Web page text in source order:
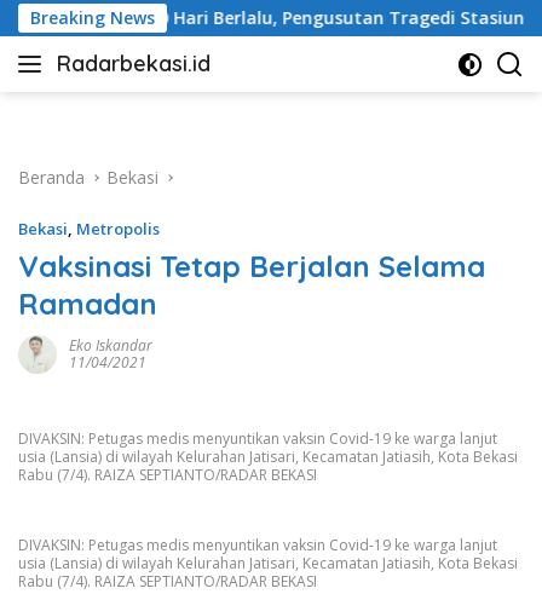
Langsung
ke
konten
Breaking News
Berlalu, Pengusutan Tragedi Stasiun Bekasi Timur Belum
Radarbekasi.id
Berita
Beranda
Bekasi
Bekasi, Metropolis
Vaksinasi Tetap Berjalan Selama
Ramadan
Eko Iskandar
11/04/2021
DIVAKSIN: Petugas medis menyuntikan vaksin Covid-19 ke warga lanjut
usia (Lansia) di wilayah Kelurahan Jatisari, Kecamatan Jatiasih, Kota Bekasi
Rabu (7/4). RAIZA SEPTIANTO/RADAR BEKASI
DIVAKSIN: Petugas medis menyuntikan vaksin Covid-19 ke warga lanjut
usia (Lansia) di wilayah Kelurahan Jatisari, Kecamatan Jatiasih, Kota Bekasi
Rabu (7/4). RAIZA SEPTIANTO/RADAR BEKASI